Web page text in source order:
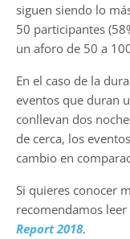
siguen siendo lo
50 participantes
un aforo de 50 a
En el caso de la
eventos que duran
conllevan dos
de cerca, los
cambio en
Si quieres conocer
recomendamos
Report 2018.